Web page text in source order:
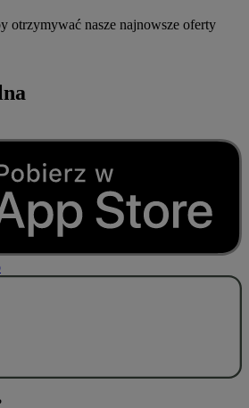
otrzymywać nasze najnowsze oferty